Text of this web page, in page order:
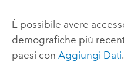
È possibile avere
demografiche più
paesi con Aggiungi Dati.